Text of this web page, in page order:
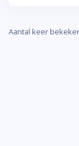
Aantal keer